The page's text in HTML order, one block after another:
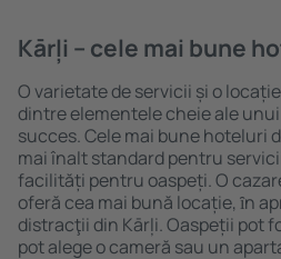
Kārļi – cele mai bune
O varietate de servicii și o
dintre elementele cheie ale
succes. Cele mai bune hoteluri
mai înalt standard pentru
facilități pentru oaspeți. O
oferă cea mai bună locație, ȋn
distracţii din Kārļi. Oaspeții pot
pot alege o cameră sau un